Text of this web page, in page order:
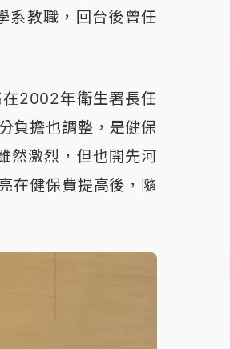
系教職，回台後曾任
2002年衛生署長任
負擔也調整，是健保
然激烈，但也開先河
在健保費提高後，隨